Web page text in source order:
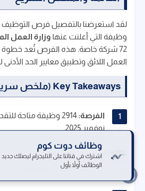
وظائف دوت كوم
اشترك في قناتنا على التليجرام ليصلك جديد
الوظائف أولاً بأول
وظيفة التي أعلنت عنها وزارة العمل
72 شركة خاصة. هذه الفرص تُعد خطوة
العمل اللائق وتطبيق معايير الحد الأدنى
Key Takeaways (ملخص سريع)
الفرصة:
2914 وظيفة متاحة
نوفمبر 2025.
الضمانة:جميع الوظائف تخضع
الحد الأدنى للأجور والتأمينات.